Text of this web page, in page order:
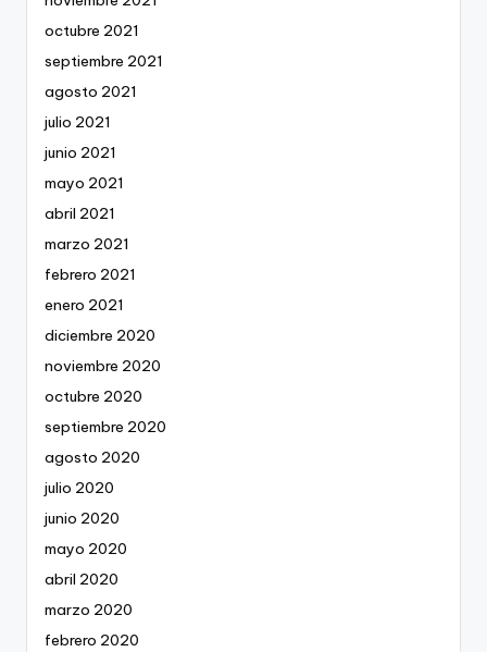
octubre 2021
septiembre 2021
agosto 2021
julio 2021
junio 2021
mayo 2021
abril 2021
marzo 2021
febrero 2021
enero 2021
diciembre 2020
noviembre 2020
octubre 2020
septiembre 2020
agosto 2020
julio 2020
junio 2020
mayo 2020
abril 2020
marzo 2020
febrero 2020